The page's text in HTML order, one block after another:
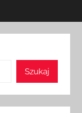
Szukaj